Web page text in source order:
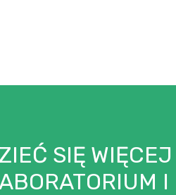
SIĘ WIĘCEJ
I